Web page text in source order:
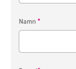
Namn*